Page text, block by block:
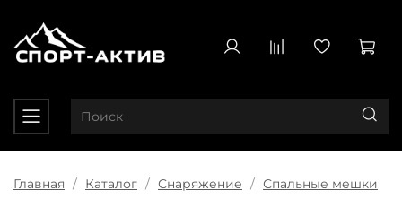
Главная Каталог Снаряжение Спальные мешки